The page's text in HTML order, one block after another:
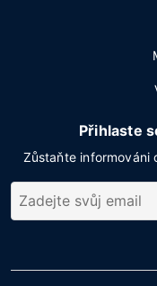
Přihlaste
Zůstaňte informováni